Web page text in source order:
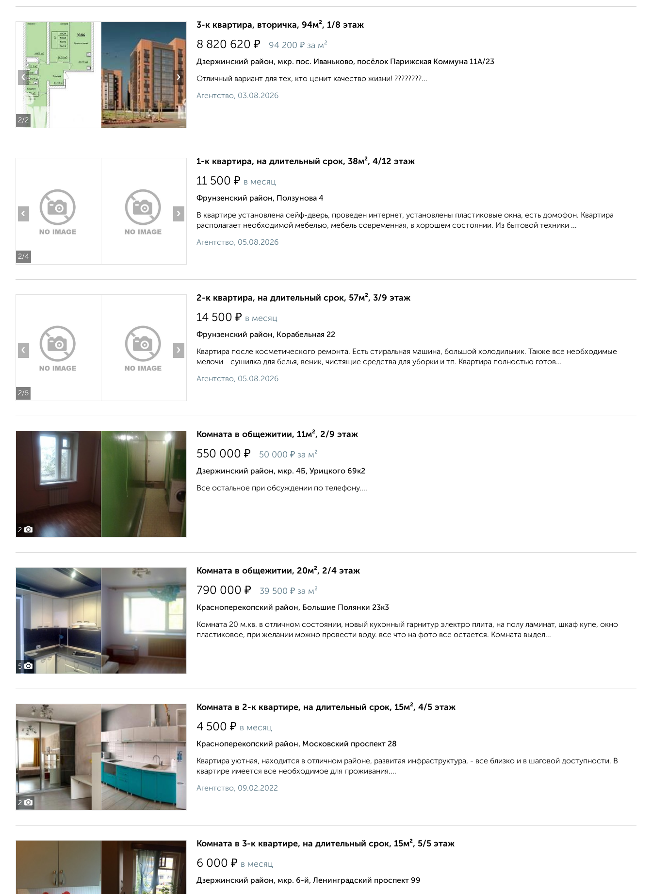
2/2
‹ ›
3-к квартира, вторичка, 94м², 1/8 этаж
8 820 620 ₽ 94 200 ₽ за м²
Дзержинский район, мкр. пос. Иваньково, посёлок Парижская Коммуна 11А/23
Отличный вариант для тех, кто ценит качество жизни! ????????...
Агентство, 03.08.2026
2/4
‹ ›
1-к квартира, на длительный срок, 38м², 4/12 этаж
11 500 ₽ в месяц
Фрунзенский район, Ползунова 4
В квартире установлена сейф-дверь, проведен интернет, установлены пластиковые окна, есть домофон. Квартира
располагает необходимой мебелью, мебель современная, в хорошем состоянии. Из бытовой техники ...
Агентство, 05.08.2026
2/5
‹ ›
2-к квартира, на длительный срок, 57м², 3/9 этаж
14 500 ₽ в месяц
Фрунзенский район, Корабельная 22
Квартира после косметического ремонта. Есть стиральная машина, большой холодильник. Также все необходимые
мелочи - сушилка для белья, веник, чистящие средства для уборки и тп. Квартира полностью готов...
Агентство, 05.08.2026
2
Комната в общежитии, 11м², 2/9 этаж
550 000 ₽ 50 000 ₽ за м²
Дзержинский район, мкр. 4Б, Урицкого 69к2
Все остальное при обсуждении по телефону....
5
Комната в общежитии, 20м², 2/4 этаж
790 000 ₽ 39 500 ₽ за м²
Красноперекопский район, Большие Полянки 23к3
Комната 20 м.кв. в отличном состоянии, новый кухонный гарнитур электро плита, на полу ламинат, шкаф купе, окно
пластиковое, при желании можно провести воду. все что на фото все остается. Комната выдел...
2
Комната в 2-к квартире, на длительный срок, 15м², 4/5 этаж
4 500 ₽ в месяц
Красноперекопский район, Московский проспект 28
Квартира уютная, находится в отличном районе, развитая инфраструктура, - все близко и в шаговой доступности. В
квартире имеется все необходимое для проживания....
Агентство, 09.02.2022
Комната в 3-к квартире, на длительный срок, 15м², 5/5 этаж
6 000 ₽ в месяц
Дзержинский район, мкр. 6-й, Ленинградский проспект 99